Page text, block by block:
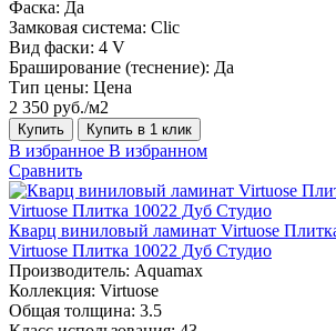
Фаска: Да
Замковая система: Сlic
Вид фаски: 4 V
Браширование (теснение): Да
Тип цены: Цена
2 350 руб./м2
Купить Купить в 1 клик
В избранное В избранном
Сравнить
Кварц виниловый ламинат Virtuose
Virtuose Плитка 10022 Дуб Студио
Производитель: Aquamax
Коллекция: Virtuose
Общая толщина: 3.5